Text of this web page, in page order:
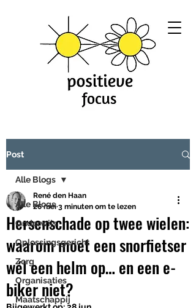
Post
Alle Blogs
Onderwijs
Oplossingsgericht
Zorg
Organisaties
Maatschappij
Alle Blogs
Hersenschade op twee wielen:
waarom moet een snorfietser
wél een helm op… en een e-
biker niet?
René den Haan
26 mei 3 minuten om te lezen